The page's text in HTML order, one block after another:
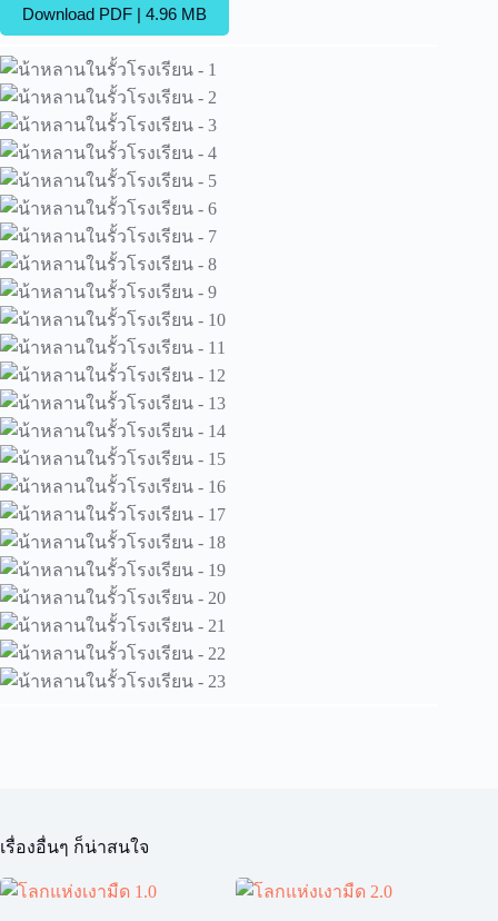
Download PDF | 4.96 MB
เรื่องอื่นๆ ก็น่าสนใจ